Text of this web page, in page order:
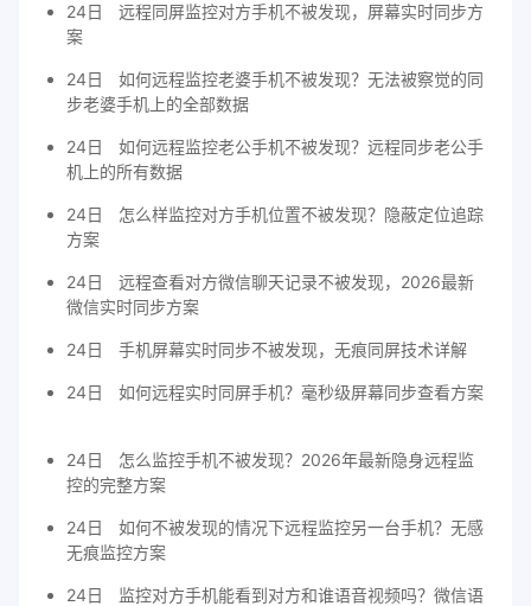
24日
远程同屏监控对方手机不被发现，屏幕实时同步方
案
24日
如何远程监控老婆手机不被发现？无法被察觉的同
步老婆手机上的全部数据
24日
如何远程监控老公手机不被发现？远程同步老公手
机上的所有数据
24日
怎么样监控对方手机位置不被发现？隐蔽定位追踪
方案
24日
远程查看对方微信聊天记录不被发现，2026最新
微信实时同步方案
24日 手机屏幕实时同步不被发现，无痕同屏技术详解
24日 如何远程实时同屏手机？毫秒级屏幕同步查看方案
24日
怎么监控手机不被发现？2026年最新隐身远程监
控的完整方案
24日
如何不被发现的情况下远程监控另一台手机？无感
无痕监控方案
24日
监控对方手机能看到对方和谁语音视频吗？微信语